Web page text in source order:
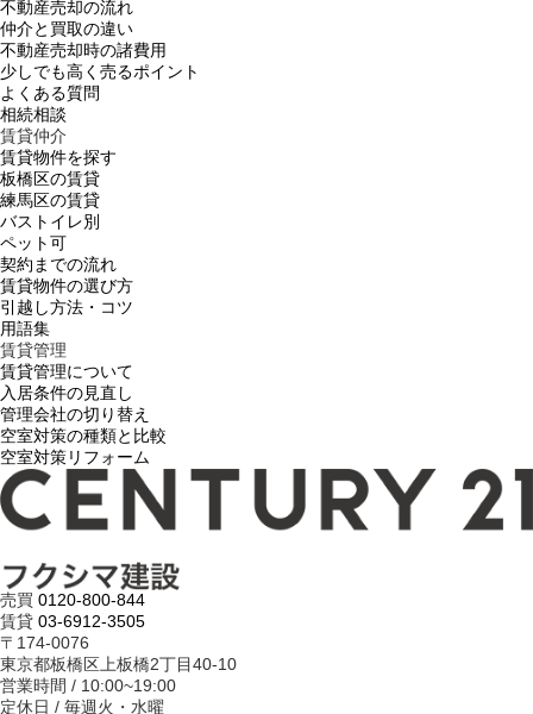
不動産売却の流れ
仲介と買取の違い
不動産売却時の諸費用
少しでも高く売るポイント
よくある質問
相続相談
賃貸仲介
賃貸物件を探す
板橋区の賃貸
練馬区の賃貸
バストイレ別
ペット可
契約までの流れ
賃貸物件の選び方
引越し方法・コツ
用語集
賃貸管理
賃貸管理について
入居条件の見直し
管理会社の切り替え
空室対策の種類と比較
空室対策リフォーム
売買 0120-800-844
賃貸 03-6912-3505
〒174-0076
東京都板橋区上板橋2丁目40-10
営業時間 / 10:00~19:00
定休日 / 毎週火・水曜